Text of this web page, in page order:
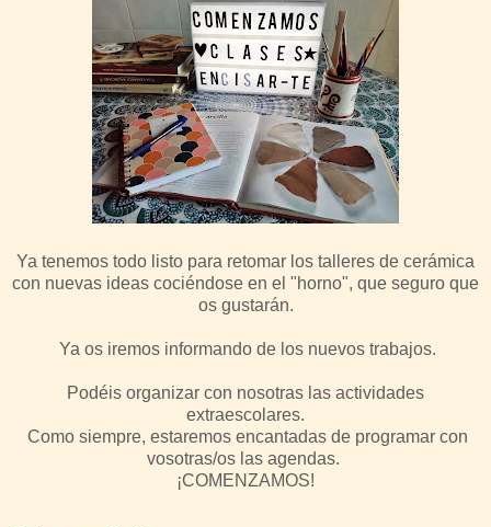
Ya tenemos todo listo para retomar los talleres de cerámica
con nuevas ideas cociéndose en el "horno", que seguro que
os gustarán.
Ya os iremos informando de los nuevos trabajos.
Podéis organizar con nosotras las actividades
extraescolares.
Como siempre, estaremos encantadas de programar con
vosotras/os las agendas.
¡COMENZAMOS!